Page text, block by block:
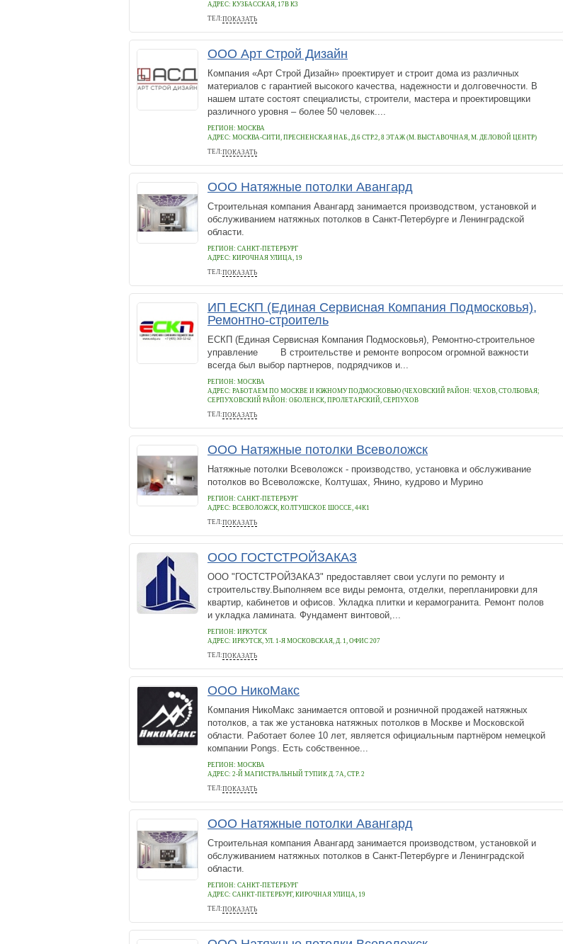
АДРЕС: КУЗБАССКАЯ, 17В К3
ТЕЛ:ПОКАЗАТЬ
4231322
ООО Арт Строй Дизайн
Компания «Арт Строй Дизайн» проектирует и строит дома из различных
материалов с гарантией высокого качества, надежности и долговечности. В
нашем штате состоят специалисты, строители, мастера и проектировщики
различного уровня – более 50 человек....
РЕГИОН: МОСКВА
АДРЕС: МОСКВА-СИТИ, ПРЕСНЕНСКАЯ НАБ., Д.6 СТР.2, 8 ЭТАЖ (М. ВЫСТАВОЧНАЯ, М. ДЕЛОВОЙ ЦЕНТР)
ТЕЛ:ПОКАЗАТЬ
+74959898454
ООО Натяжные потолки Авангард
Строительная компания Авангард занимается производством, установкой и
обслуживанием натяжных потолков в Санкт-Петербурге и Ленинградской
области.
РЕГИОН: САНКТ-ПЕТЕРБУРГ
АДРЕС: КИРОЧНАЯ УЛИЦА, 19
ТЕЛ:ПОКАЗАТЬ
+7 812 927 17 20
ИП ЕСКП (Единая Сервисная Компания Подмосковья),
Ремонтно-строитель
ЕСКП (Единая Сервисная Компания Подмосковья), Ремонтно-строительное
управление В строительстве и ремонте вопросом огромной важности
всегда был выбор партнеров, подрядчиков и...
РЕГИОН: МОСКВА
АДРЕС: РАБОТАЕМ ПО МОСКВЕ И ЮЖНОМУ ПОДМОСКОВЬЮ (ЧЕХОВСКИЙ РАЙОН: ЧЕХОВ, СТОЛБОВАЯ;
СЕРПУХОВСКИЙ РАЙОН: ОБОЛЕНСК, ПРОЛЕТАРСКИЙ, СЕРПУХОВ
ТЕЛ:ПОКАЗАТЬ
+74953695262
ООО Натяжные потолки Всеволожск
Натяжные потолки Всеволожск - производство, установка и обслуживание
потолков во Всеволожске, Колтушах, Янино, кудрово и Мурино
РЕГИОН: САНКТ-ПЕТЕРБУРГ
АДРЕС: ВСЕВОЛОЖСК, КОЛТУШСКОЕ ШОССЕ, 44К1
ТЕЛ:ПОКАЗАТЬ
8 (812) 920-38-80
ООО ГОСТСТРОЙЗАКАЗ
ООО "ГОСТСТРОЙЗАКАЗ" предоставляет свои услуги по ремонту и
строительству.Выполняем все виды ремонта, отделки, перепланировки для
квартир, кабинетов и офисов. Укладка плитки и керамогранита. Ремонт полов
и укладка ламината. Фундамент винтовой,...
РЕГИОН: ИРКУТСК
АДРЕС: ИРКУТСК, УЛ. 1-Я МОСКОВСКАЯ, Д. 1, ОФИС 207
ТЕЛ:ПОКАЗАТЬ
+79299787937
ООО НикоМакс
Компания НикоМакс занимается оптовой и розничной продажей натяжных
потолков, а так же установка натяжных потолков в Москве и Московской
области. Работает более 10 лет, является официальным партнёром немецкой
компании Pongs. Есть собственное...
РЕГИОН: МОСКВА
АДРЕС: 2-Й МАГИСТРАЛЬНЫЙ ТУПИК Д. 7А, СТР. 2
ТЕЛ:ПОКАЗАТЬ
7 (495) 960 - 7337
ООО Натяжные потолки Авангард
Строительная компания Авангард занимается производством, установкой и
обслуживанием натяжных потолков в Санкт-Петербурге и Ленинградской
области.
РЕГИОН: САНКТ-ПЕТЕРБУРГ
АДРЕС: САНКТ-ПЕТЕРБУРГ, КИРОЧНАЯ УЛИЦА, 19
ТЕЛ:ПОКАЗАТЬ
+7 812 9271720